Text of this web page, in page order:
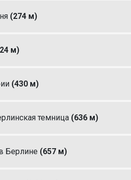
(274 м)
м)
(430 м)
темница (636 м)
Берлине (657 м)